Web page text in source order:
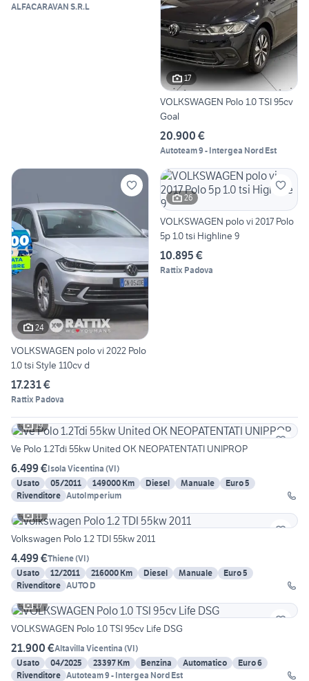
ALFACARAVAN S.R.L
17
VOLKSWAGEN Polo 1.0 TSI 95cv
Goal
20.900 €
Autoteam 9 - Intergea Nord Est
24
VOLKSWAGEN polo vi 2022 Polo
1.0 tsi Style 110cv d
17.231 €
Rattix Padova
26
VOLKSWAGEN polo vi 2017 Polo
5p 1.0 tsi Highline 9
10.895 €
Rattix Padova
19
Ve Polo 1.2Tdi 55kw United OK NEOPATENTATI UNIPROP
6.499 €Isola Vicentina (VI)
Usato
05/2011 149000 Km Diesel Manuale
Euro 5
Rivenditore AutoImperium
11
Volkswagen Polo 1.2 TDI 55kw 2011
4.499 €Thiene(VI)
Usato
12/2011 216000 Km Diesel Manuale
Euro 5
Rivenditore AUTO D
17
VOLKSWAGEN Polo 1.0 TSI 95cv Life DSG
21.900 €Altavilla Vicentina (VI)
Usato
04/2025 23397 Km Benzina Automatico
Euro 6
Rivenditore Autoteam 9 - Intergea Nord Est